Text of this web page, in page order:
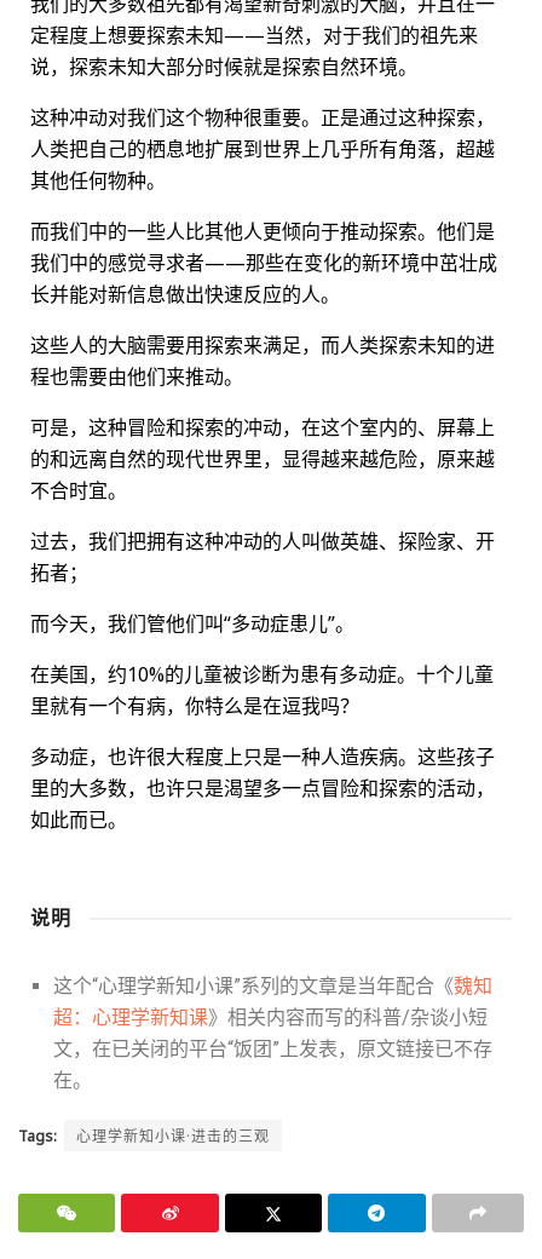
定程度上想要探索未知——当然，对于我们的祖先来
说，探索未知大部分时候就是探索自然环境。
这种冲动对我们这个物种很重要。正是通过这种探索，
人类把自己的栖息地扩展到世界上几乎所有角落，超越
其他任何物种。
而我们中的一些人比其他人更倾向于推动探索。他们是
我们中的感觉寻求者——那些在变化的新环境中茁壮成
长并能对新信息做出快速反应的人。
这些人的大脑需要用探索来满足，而人类探索未知的进
程也需要由他们来推动。
可是，这种冒险和探索的冲动，在这个室内的、屏幕上
的和远离自然的现代世界里，显得越来越危险，原来越
不合时宜。
过去，我们把拥有这种冲动的人叫做英雄、探险家、开
拓者；
而今天，我们管他们叫“多动症患儿”。
在美国，约10%的儿童被诊断为患有多动症。十个儿童
里就有一个有病，你特么是在逗我吗？
多动症，也许很大程度上只是一种人造疾病。这些孩子
里的大多数，也许只是渴望多一点冒险和探索的活动，
如此而已。
说明
这个“心理学新知小课”系列的文章是当年配合《魏知
超：心理学新知课》相关内容而写的科普/杂谈小短
文，在已关闭的平台“饭团”上发表，原文链接已不存
在。
Tags: 心理学新知小课·进击的三观